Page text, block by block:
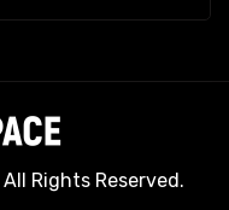
Rights Reserved.